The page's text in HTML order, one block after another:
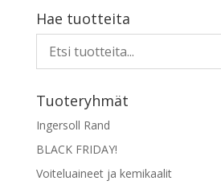
Voit
tehdä
valinnat
tuotteen
Hae tuotteita
Tuoteryhmät
Ingersoll Rand
BLACK FRIDAY!
Voiteluaineet ja kemikaalit